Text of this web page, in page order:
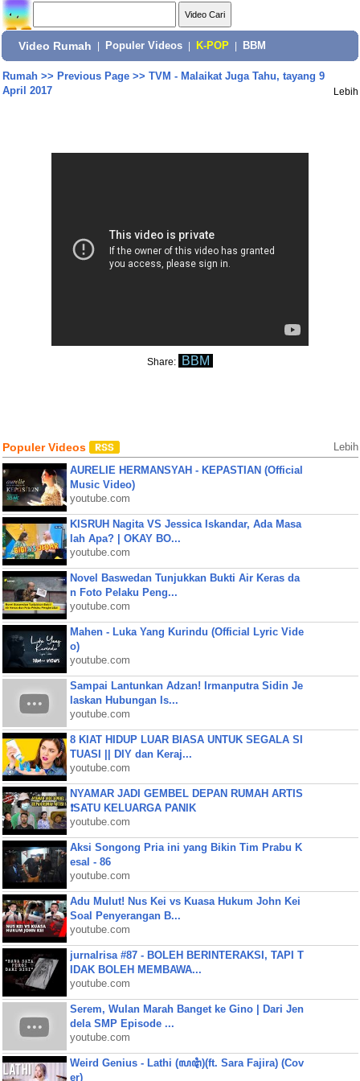
Video Rumah Populer Videos K-POP BBM
Rumah>> Previous Page>> TVM - Malaikat Juga Tahu, tayang 9
April 2017
Lebih
Share: BBM
Populer Videos Lebih
AURELIE HERMANSYAH - KEPASTIAN (Official
Music Video)
youtube.com
KISRUH Nagita VS Jessica Iskandar, Ada Masa
lah Apa? | OKAY BO...
youtube.com
Novel Baswedan Tunjukkan Bukti Air Keras da
n Foto Pelaku Peng...
youtube.com
Mahen - Luka Yang Kurindu (Official Lyric Vide
o)
youtube.com
Sampai Lantunkan Adzan! Irmanputra Sidin Je
laskan Hubungan Is...
youtube.com
8 KIAT HIDUP LUAR BIASA UNTUK SEGALA SI
TUASI || DIY dan Keraj...
youtube.com
NYAMAR JADI GEMBEL DEPAN RUMAH ARTIS
❗SATU KELUARGA PANIK
youtube.com
Aksi Songong Pria ini yang Bikin Tim Prabu K
esal - 86
youtube.com
Adu Mulut! Nus Kei vs Kuasa Hukum John Kei
Soal Penyerangan B...
youtube.com
jurnalrisa #87 - BOLEH BERINTERAKSI, TAPI T
IDAK BOLEH MEMBAWA...
youtube.com
Serem, Wulan Marah Banget ke Gino | Dari Jen
dela SMP Episode ...
youtube.com
Weird Genius - Lathi (ꦭꦛꦶ)(ft. Sara Fajira) (Cov
er)